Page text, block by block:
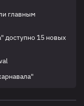
главным
доступно 15 новых